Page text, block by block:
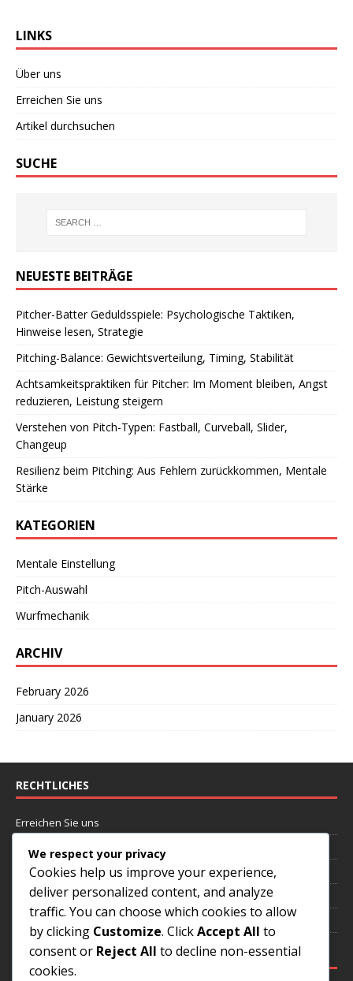
LINKS
Über uns
Erreichen Sie uns
Artikel durchsuchen
SUCHE
NEUESTE BEITRÄGE
Pitcher-Batter Geduldsspiele: Psychologische Taktiken,
Hinweise lesen, Strategie
Pitching-Balance: Gewichtsverteilung, Timing, Stabilität
Achtsamkeitspraktiken für Pitcher: Im Moment bleiben, Angst
reduzieren, Leistung steigern
Verstehen von Pitch-Typen: Fastball, Curveball, Slider,
Changeup
Resilienz beim Pitching: Aus Fehlern zurückkommen, Mentale
Stärke
KATEGORIEN
Mentale Einstellung
Pitch-Auswahl
Wurfmechanik
ARCHIV
February 2026
January 2026
RECHTLICHES
Erreichen Sie uns
Cookie-Einstellungen
Über uns
Ihre Privatsphäre
Nutzungsbedingungen
KATEGORIEN
We respect your privacy
Cookies help us improve your experience,
deliver personalized content, and analyze
traffic. You can choose which cookies to allow
by clicking Customize. ClickAccept All to
consent or Reject All to decline non-essential
cookies.